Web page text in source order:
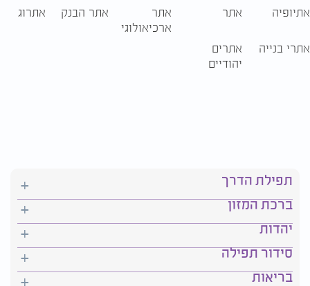
אתיופיה אתר
אתר
ארכיאולוגי
אתר הבנק אתרוג
אתרי בנייה
אתרים
יהודיים
תפילת הדרך
ברכת המזון
יהדות
סידור תפילה
בריאות